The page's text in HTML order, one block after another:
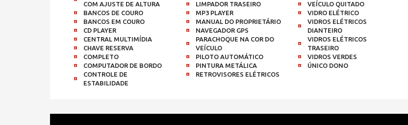
COM AJUSTE DE ALTURA
BANCOS DE COURO
BANCOS EM COURO
CD PLAYER
CENTRAL MULTIMÍDIA
CHAVE RESERVA
COMPLETO
COMPUTADOR DE BORDO
CONTROLE DE
ESTABILIDADE
LIMPADOR TRASEIRO
MP3 PLAYER
MANUAL DO PROPRIETÁRIO
NAVEGADOR GPS
PARACHOQUE NA COR DO
VEÍCULO
PILOTO AUTOMÁTICO
PINTURA METÁLICA
RETROVISORES ELÉTRICOS
VEÍCULO QUITADO
VIDRO ELÉTRICO
VIDROS ELÉTRICOS
DIANTEIRO
VIDROS ELÉTRICOS
TRASEIRO
VIDROS VERDES
ÚNICO DONO